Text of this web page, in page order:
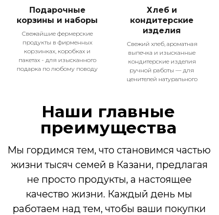
Подарочные
корзины и наборы
Свежайшие фермерские
продукты в фирменных
корзинках, коробках и
пакетах - для изысканного
подарка по любому поводу
Хлеб и
кондитерские
изделия
Свежий хлеб, ароматная
выпечка и изысканные
кондитерские изделия
ручной работы — для
ценителей натурального
© 2015-2025 Все права защищены
Казань, ул. Достоевского, 75
Казань, ул. Абсалямова, 19
Открыть карту
Казань, ул. Муштари, 18
Открыть карту
Производство: Зеленодольский
р-н, с. Мизиново, ул.Школьная,
Контакты
Колбасы и сосиски
Деликатесы
Сезон гриль
Каталог
Подарочные наборы